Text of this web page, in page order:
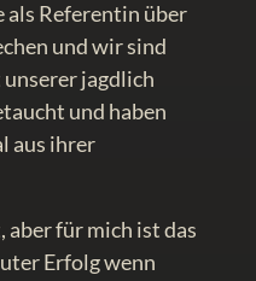
als Referentin über
und wir sind
jagdlich
und haben
aus ihrer
für mich ist das
Erfolg wenn